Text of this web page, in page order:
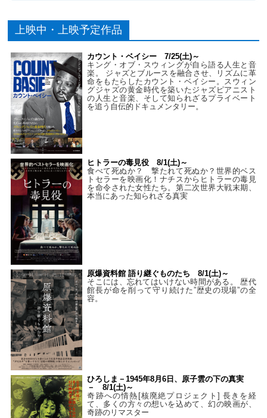
上映中・上映予定作品
カウント・ベイシー 7/25(土)～
キング・オブ・スウィングが自ら語る人生と音
楽。 ジャズとブルースを融合させ、リズムに革
命をもたらしたカウント・ベイシー。スウィン
グジャズの黄金時代を築いたジャズピアニスト
の人生と音楽、そして知られざるプライベート
を追う自伝的ドキュメンタリー。
ヒトラーの毒見役 8/1(土)～
食べて死ぬか？ 撃たれて死ぬか？世界的ベス
トセラーを映画化！ナチスからヒトラーの毒見
を命令された女性たち。第二次世界大戦末期、
本当にあった知られざる真実
原爆資料館 語り継ぐものたち 8/1(土)～
そこには、忘れてはいけない時間がある。 歴代
館長が命を削って守り続けた”歴史の現場”の全
容。
ひろしま－1945年8月6日、原子雲の下の真実
－ 8/1(土)～
奇跡への情熱[核廃絶プロジェクト] 長きを経
て、多くの方々の想いを込めて、幻の映画が、
奇跡のリマスター